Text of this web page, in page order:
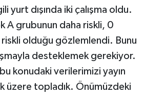
yurt dışında iki çalışma oldu.
A grubunun daha riskli, 0
olduğu gözlemlendi. Bunu
desteklemek gerekiyor.
konudaki verilerimizi yayın
üzere topladık. Önümüzdeki